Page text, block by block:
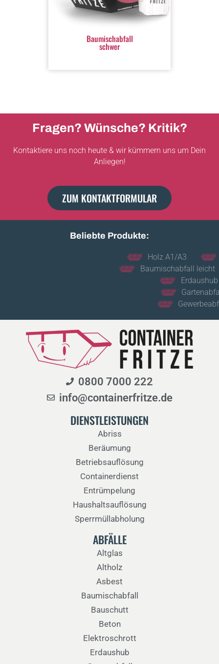
Baumischabfall
schwer
Fragen? Wünsche? Kritik?
Kontaktiere uns noch heute & wir kümmern uns um Dein
Anliegen!
ZUM KONTAKTFORMULAR
Beliebte Produkte:
Bauschutt
Baumischabfall leicht
Beton
Erdaushub mit Steinen
Gartenabfall gemischt
Gewerbeabfall gemischt
0800 7000 222
info@containerfritze.de
DIENSTLEISTUNGEN
Abriss
Beräumung
Betriebsauflösung
Containerdienst
Entrümpelung
Haushaltsauflösung
Sperrmüllabholung
ABFÄLLE
Altglas
Altholz
Asbest
Baumischabfall
Bauschutt
Beton
Elektroschrott
Erdaushub